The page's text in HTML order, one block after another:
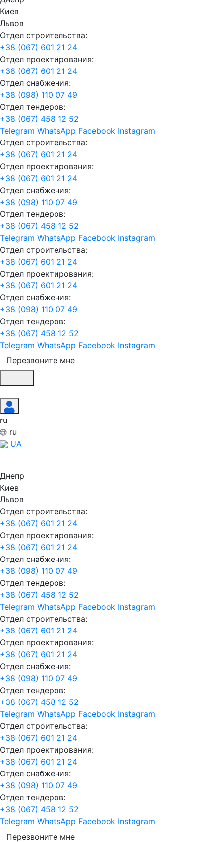
Киев
Львов
Отдел строительства:
+38 (067) 601 21 24
Отдел проектирования:
+38 (067) 601 21 24
Отдел снабжения:
+38 (098) 110 07 49
Отдел тендеров:
+38 (067) 458 12 52
Telegram WhatsApp Facebook Instagram
Отдел строительства:
+38 (067) 601 21 24
Отдел проектирования:
+38 (067) 601 21 24
Отдел снабжения:
+38 (098) 110 07 49
Отдел тендеров:
+38 (067) 458 12 52
Telegram WhatsApp Facebook Instagram
Отдел строительства:
+38 (067) 601 21 24
Отдел проектирования:
+38 (067) 601 21 24
Отдел снабжения:
+38 (098) 110 07 49
Отдел тендеров:
+38 (067) 458 12 52
Telegram WhatsApp Facebook Instagram
Перезвоните мне
ru
ru
UA
Днепр
Киев
Львов
Отдел строительства:
+38 (067) 601 21 24
Отдел проектирования:
+38 (067) 601 21 24
Отдел снабжения:
+38 (098) 110 07 49
Отдел тендеров:
+38 (067) 458 12 52
Telegram WhatsApp Facebook Instagram
Отдел строительства:
+38 (067) 601 21 24
Отдел проектирования:
+38 (067) 601 21 24
Отдел снабжения:
+38 (098) 110 07 49
Отдел тендеров:
+38 (067) 458 12 52
Telegram WhatsApp Facebook Instagram
Отдел строительства:
+38 (067) 601 21 24
Отдел проектирования:
+38 (067) 601 21 24
Отдел снабжения:
+38 (098) 110 07 49
Отдел тендеров:
+38 (067) 458 12 52
Telegram WhatsApp Facebook Instagram
Перезвоните мне